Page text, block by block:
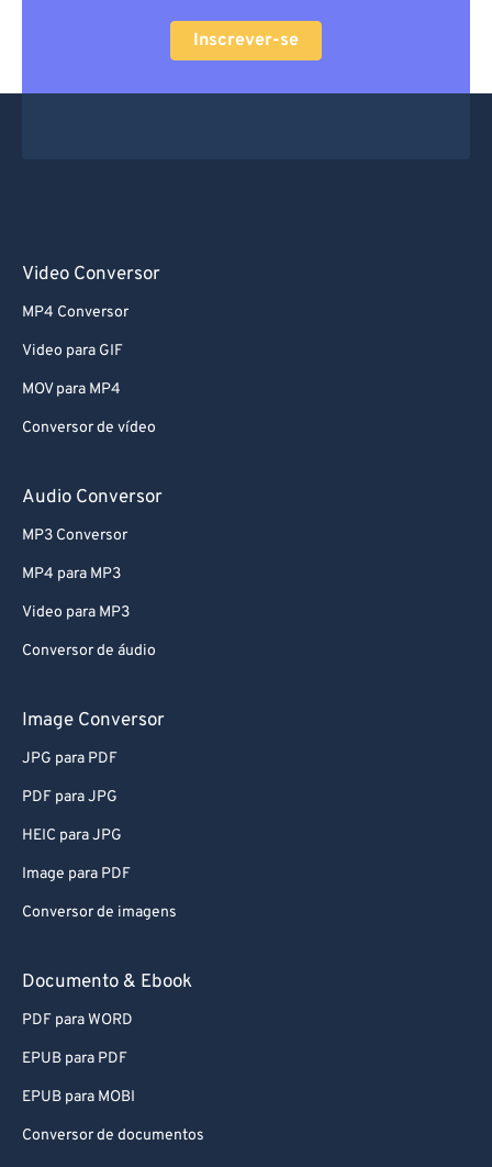
Inscrever-se
Video Conversor
MP4 Conversor
Video para GIF
MOV para MP4
Conversor de vídeo
Audio Conversor
MP3 Conversor
MP4 para MP3
Video para MP3
Conversor de áudio
Image Conversor
JPG para PDF
PDF para JPG
HEIC para JPG
Image para PDF
Conversor de imagens
Documento & Ebook
PDF para WORD
EPUB para PDF
EPUB para MOBI
Conversor de documentos